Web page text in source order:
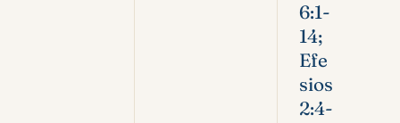
6:1-
14;
Efe
sios
2:4-